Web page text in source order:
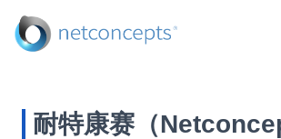
耐特康赛（